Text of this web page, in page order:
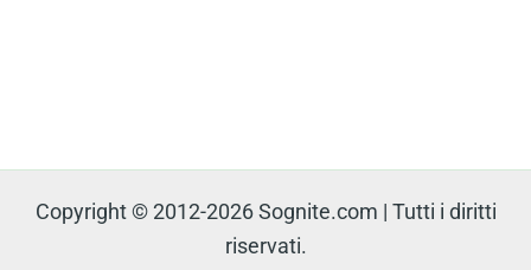
Copyright © 2012-2026 Sognite.com | Tutti i diritti
riservati.